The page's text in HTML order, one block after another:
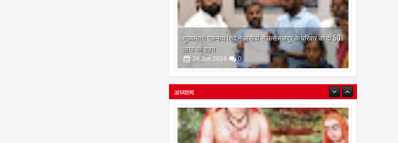
मुख्यमंत्री एकनाथ शिंदे ने जेसीबी से फंसे मजदूर के परिवार को दी 50
लाख की राहत
24 Jun 2024 0
अध्यात्म